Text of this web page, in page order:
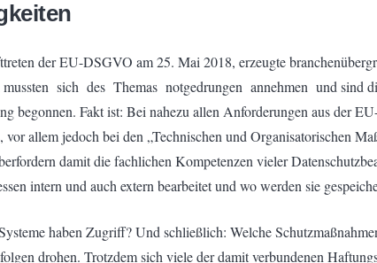
der EU-DSGVO am 25. Mai 2018, erzeugte
sich des Themas notgedrungen annehmen und sind
begonnen. Fakt ist: Bei nahezu allen Anforderungen aus der
vor allem jedoch bei den „Technischen und Organisatorischen
damit die fachlichen Kompetenzen vieler
intern und auch extern bearbeitet und wo werden sie
haben Zugriff? Und schließlich: Welche
drohen. Trotzdem sich viele der damit verbundenen